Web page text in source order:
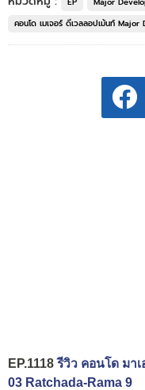
คอนโด เมเจอร์ ดีเวลลอปเม้นท์
EP.1118รีวิว คอนโด มา
03 Ratchada-Rama 9